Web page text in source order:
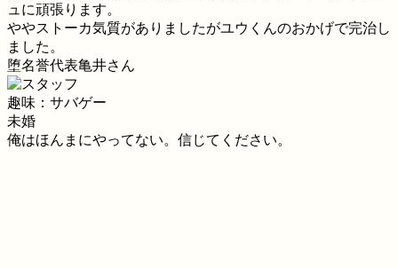
ュに頑張ります。
ややストーカ気質がありましたがユウくんのおかげで完治し
ました。
堕名誉代表亀井さん
趣味：サバゲー
未婚
俺はほんまにやってない。信じてください。